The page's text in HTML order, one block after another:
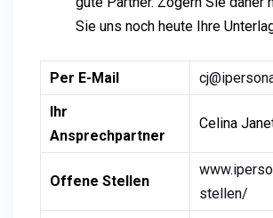
Sie uns noch heute Ihre
Per E-Mail
Ihr
Ansprechpartner
Celina
Offene Stellen
stellen/